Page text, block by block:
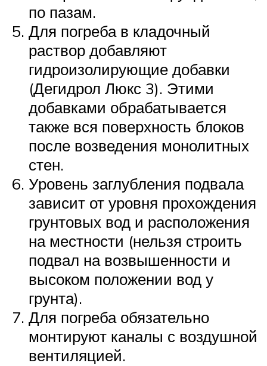
по пазам.
Для погреба в кладочный
раствор добавляют
гидроизолирующие добавки
(Дегидрол Люкс 3). Этими
добавками обрабатывается
также вся поверхность блоков
после возведения монолитных
стен.
Уровень заглубления подвала
зависит от уровня прохождения
грунтовых вод и расположения
на местности (нельзя строить
подвал на возвышенности и
высоком положении вод у
грунта).
Для погреба обязательно
монтируют каналы с воздушной
вентиляцией.